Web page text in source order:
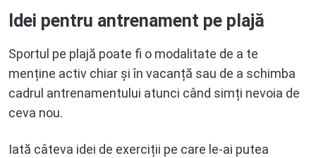
Idei pentru antrenament pe plajă
Sportul pe plajă poate fi o modalitate de a te
menține activ chiar și în vacanță sau de a schimba
cadrul antrenamentului atunci când simți nevoia de
ceva nou.
Iată câteva idei de exerciții pe care le-ai putea